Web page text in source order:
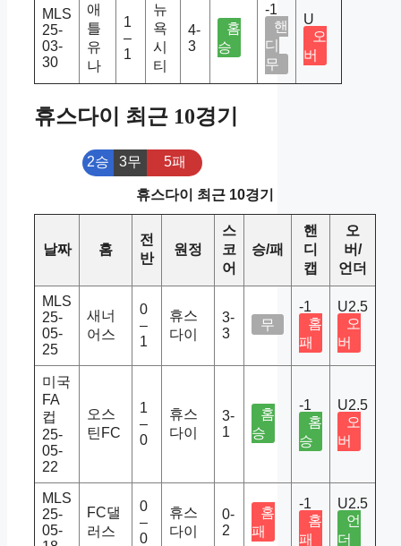
MLS
25-
03-
30
애
틀
유
나
1
–
1
뉴
욕
시
티
4-
3
홈
승
-1
핸
디
무
U
오
버
휴스다이 최근 10경기
2승 3무 5패
휴스다이 최근 10경기
날짜 홈
전
반
원정
스
코
어
승/패
핸
디
캡
오
버/
언더
MLS
25-
05-
25
새너
어스
0
–
1
휴스
다이
3-
3
무
-1
홈
패
U2.5
오
버
미국
FA
컵
25-
05-
22
오스
틴FC
1
–
0
휴스
다이
3-
1
홈
승
-1
홈
승
U2.5
오
버
MLS
25-
05-
FC댈
러스
0
–
0
휴스
다이
0-
2
홈
패
-1
홈
패
U2.5
언
더